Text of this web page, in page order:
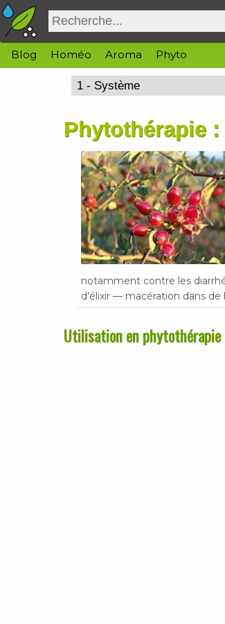
Blog Homéo Aroma Phyto
Phytothérapie
notamment contre les
d'élixir — macération dans de
Utilisation en phytothérapie